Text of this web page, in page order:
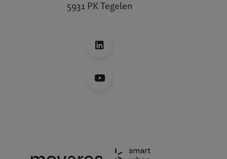
5931 PK Tegelen